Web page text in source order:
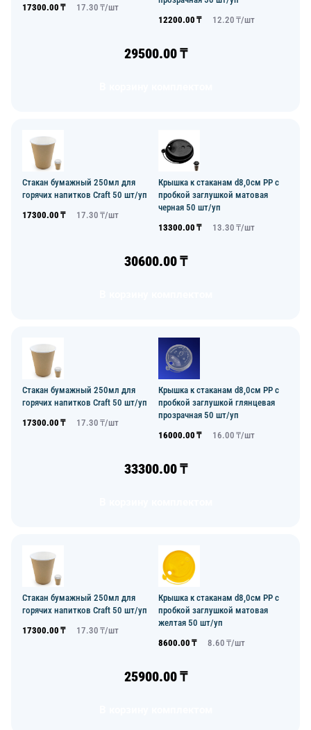
17300.00 ₸ 17.30 ₸/шт
12200.00 ₸ 12.20 ₸/шт
29500.00₸
Стакан бумажный 250мл для
горячих напитков Craft 50 шт/уп
17300.00 ₸ 17.30 ₸/шт
Крышка к стаканам d8,0см PP с
пробкой заглушкой матовая
черная 50 шт/уп
13300.00 ₸ 13.30 ₸/шт
30600.00₸
Стакан бумажный 250мл для
горячих напитков Craft 50 шт/уп
17300.00 ₸ 17.30 ₸/шт
Крышка к стаканам d8,0см PP с
пробкой заглушкой глянцевая
прозрачная 50 шт/уп
16000.00 ₸ 16.00 ₸/шт
33300.00₸
Стакан бумажный 250мл для
горячих напитков Craft 50 шт/уп
17300.00 ₸ 17.30 ₸/шт
Крышка к стаканам d8,0см PP с
пробкой заглушкой матовая
желтая 50 шт/уп
8600.00 ₸ 8.60 ₸/шт
25900.00₸